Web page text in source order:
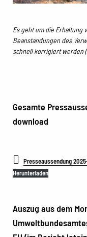
Es geht um die Erhaltung
Beanstandungen des
schnell korrigiert werden
Gesamte
download
Presseaussendung
Herunterladen
Auszug aus dem